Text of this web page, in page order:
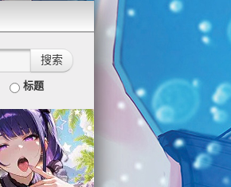
标题